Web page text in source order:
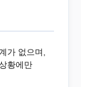
가 없으며,
황에만